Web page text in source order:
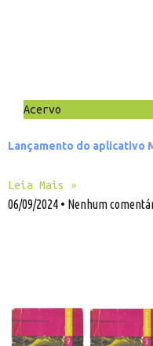
Acervo
Lançamento do aplicativo
Leia Mais »
06/09/2024 Nenhum